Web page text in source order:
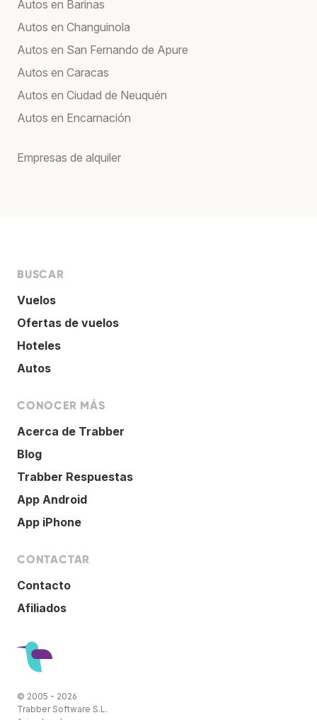
Autos en Barinas
Autos en Changuinola
Autos en San Fernando de Apure
Autos en Caracas
Autos en Ciudad de Neuquén
Autos en Encarnación
Empresas de alquiler
BUSCAR
Vuelos
Ofertas de vuelos
Hoteles
Autos
CONOCER MÁS
Acerca de Trabber
Blog
Trabber Respuestas
App Android
App iPhone
CONTACTAR
Contacto
Afiliados
© 2005 - 2026
Trabber Software S.L.